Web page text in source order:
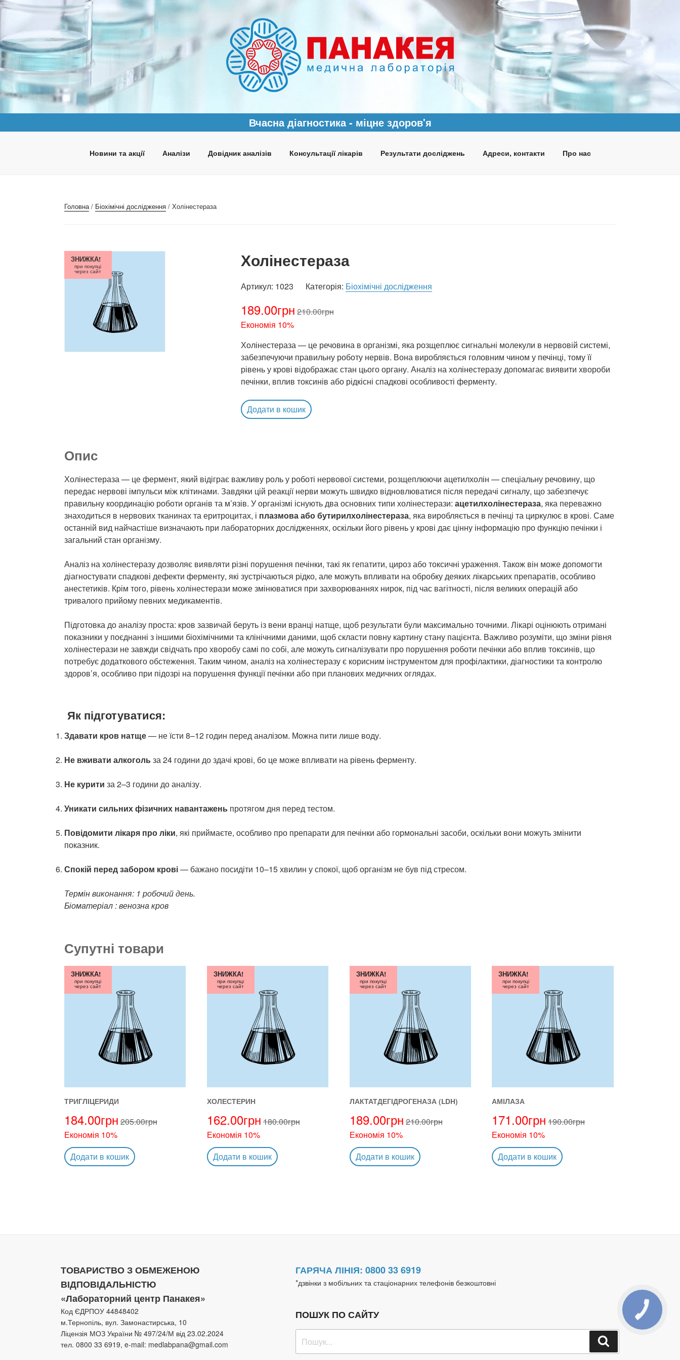
Перейти
ПАНАКЕЯ
Медична лабораторія
Вчасна діагностика - міцне здоров'я
Новини та акції Аналізи Довідник аналізів Консультації лікарів Результати досліджень Адреси, контакти Про нас
Головна/ Біохімічні дослідження/ Холінестераза
Холінестераза
Артикул: 1023 Категорія: Біохімічні дослідження
189.00грн 210.00грн
Економія 10%
ЗНИЖКА!
при покупці
через сайт
Холінестераза — це речовина в організмі, яка розщеплює сигнальні молекули в нервовій системі,
забезпечуючи правильну роботу нервів. Вона виробляється головним чином у печінці, тому її
рівень у крові відображає стан цього органу. Аналіз на холінестеразу допомагає виявити хвороби
печінки, вплив токсинів або рідкісні спадкові особливості ферменту.
Додати в кошик
Опис
Холінестераза — це фермент, який відіграє важливу роль у роботі нервової системи, розщеплюючи ацетилхолін — спеціальну речовину, що
передає нервові імпульси між клітинами. Завдяки цій реакції нерви можуть швидко відновлюватися після передачі сигналу, що забезпечує
правильну координацію роботи органів та м’язів. У організмі існують два основних типи холінестерази: ацетилхолінестераза, яка переважно
знаходиться в нервових тканинах та еритроцитах, і плазмова або бутирилхолінестераза, яка виробляється в печінці та циркулює в крові. Саме
останній вид найчастіше визначають при лабораторних дослідженнях, оскільки його рівень у крові дає цінну інформацію про функцію печінки і
загальний стан організму.
Аналіз на холінестеразу дозволяє виявляти різні порушення печінки, такі як гепатити, цироз або токсичні ураження. Також він може допомогти
діагностувати спадкові дефекти ферменту, які зустрічаються рідко, але можуть впливати на обробку деяких лікарських препаратів, особливо
анестетиків. Крім того, рівень холінестерази може змінюватися при захворюваннях нирок, під час вагітності, після великих операцій або
тривалого прийому певних медикаментів.
Підготовка до аналізу проста: кров зазвичай беруть із вени вранці натще, щоб результати були максимально точними. Лікарі оцінюють отримані
показники у поєднанні з іншими біохімічними та клінічними даними, щоб скласти повну картину стану пацієнта. Важливо розуміти, що зміни рівня
холінестерази не завжди свідчать про хворобу самі по собі, але можуть сигналізувати про порушення роботи печінки або вплив токсинів, що
потребує додаткового обстеження. Таким чином, аналіз на холінестеразу є корисним інструментом для профілактики, діагностики та контролю
здоров’я, особливо при підозрі на порушення функції печінки або при планових медичних оглядах.
Як підготуватися:
Здавати кров натще— не їсти 8–12 годин перед аналізом. Можна пити лише воду.
Не вживати алкогольза 24 години до здачі крові, бо це може впливати на рівень ферменту.
Не курити за 2–3 години до аналізу.
Уникати сильних фізичних навантаженьпротягом дня перед тестом.
Повідомити лікаря про ліки, які приймаєте, особливо про препарати для печінки або гормональні засоби, оскільки вони можуть змінити
показник.
Спокій перед забором крові— бажано посидіти 10–15 хвилин у спокої, щоб організм не був під стресом.
Термін виконання: 1 робочий день.
Біоматеріал : венозна кров
Супутні товари
ТРИГЛІЦЕРИДИ
184.00грн 205.00грн
Економія 10%
ЗНИЖКА!
при покупці
через сайт
Додати в кошик
ХОЛЕСТЕРИН
162.00грн180.00грн
Економія 10%
ЗНИЖКА!
при покупці
через сайт
Додати в кошик
ЛАКТАТДЕГІДРОГЕНАЗА (LDH)
189.00грн210.00грн
Економія 10%
ЗНИЖКА!
при покупці
через сайт
Додати в кошик
АМІЛАЗА
171.00грн 190.00грн
Економія 10%
ЗНИЖКА!
при покупці
через сайт
Додати в кошик
ТОВАРИСТВО З ОБМЕЖЕНОЮ
ВІДПОВІДАЛЬНІСТЮ
«Лабораторний центр Панакея»
Код ЄДРПОУ 44848402
м.Тернопіль, вул. Замонастирська, 10
Ліцензія МОЗ України № 497/24/М від 23.02.2024
тел. 0800 33 6919, e-mail: medlabpana@gmail.com
ГАРЯЧА ЛІНІЯ: 0800 33 6919
*дзвінки з мобільних та стаціонарних телефонів безкоштовні
ПОШУК ПО САЙТУ
за
запитом: